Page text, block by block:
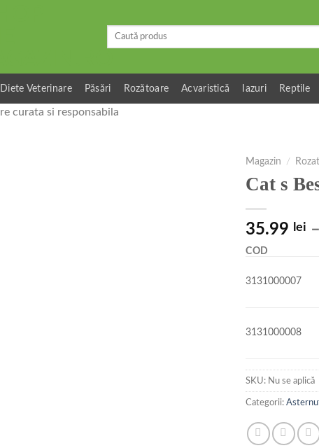
Caută
Diete Veterinare Păsări Rozătoare Acvaristică Iazuri Reptile
curata si responsabila
Magazin /
Cat s
35.99 lei –
COD
3131000007
3131000008
SKU: Nu se aplică
Categorii: